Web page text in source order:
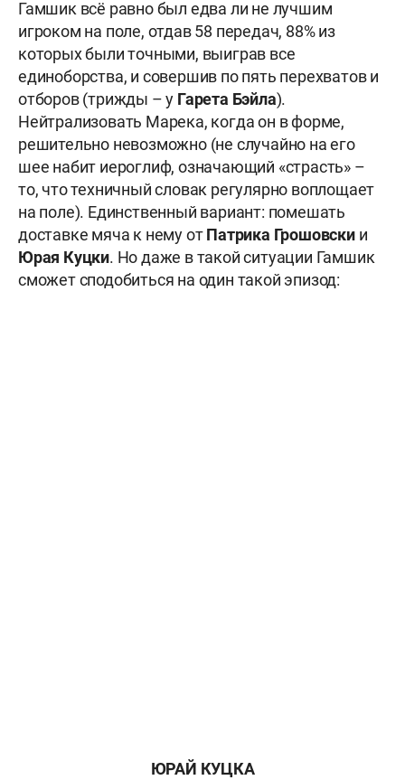
Гамшик всё равно был едва ли не лучшим
игроком на поле, отдав 58 передач, 88% из
которых были точными, выиграв все
единоборства, и совершив по пять перехватов и
отборов (трижды – у Гарета Бэйла).
Нейтрализовать Марека, когда он в форме,
решительно невозможно (не случайно на его
шее набит иероглиф, означающий «страсть» –
то, что техничный словак регулярно воплощает
на поле). Единственный вариант: помешать
доставке мяча к нему отПатрика Грошовскии
Юрая Куцки. Но даже в такой ситуации Гамшик
сможет сподобиться на один такой эпизод:
ЮРАЙ КУЦКА